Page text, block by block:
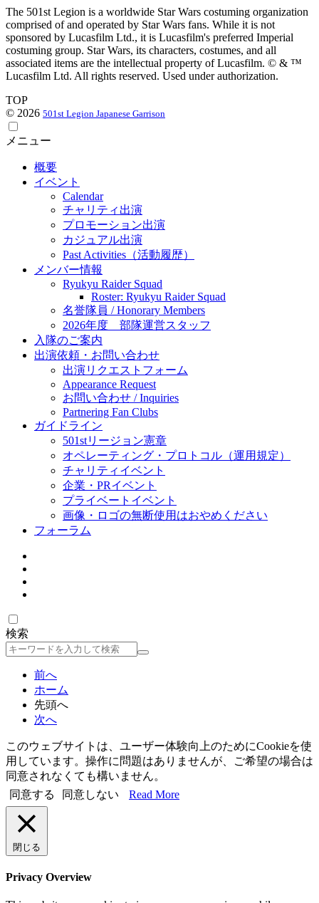
The 501st Legion is a worldwide Star Wars costuming organization
comprised of and operated by Star Wars fans. While it is not
sponsored by Lucasfilm Ltd., it is Lucasfilm's preferred Imperial
costuming group. Star Wars, its characters, costumes, and all
associated items are the intellectual property of Lucasfilm. © & ™
Lucasfilm Ltd. All rights reserved. Used under authorization.
TOP
© 2026 501st Legion Japanese Garrison
メニュー
概要
イベント
Calendar
チャリティ出演
プロモーション出演
カジュアル出演
Past Activities（活動履歴）
メンバー情報
Ryukyu Raider Squad
Roster: Ryukyu Raider Squad
名誉隊員 / Honorary Members
2026年度 部隊運営スタッフ
入隊のご案内
出演依頼・お問い合わせ
出演リクエストフォーム
Appearance Request
お問い合わせ / Inquiries
Partnering Fan Clubs
ガイドライン
501stリージョン憲章
オペレーティング・プロトコル（運用規定）
チャリティイベント
企業・PRイベント
プライベートイベント
画像・ロゴの無断使用はおやめください
フォーラム
検索
検
前へ
ホーム
先頭へ
次へ
このウェブサイトは、ユーザー体験向上のためにCookieを使
用しています。操作に問題はありませんが、ご希望の場合は
同意されなくても構いません。
同意する
同意しない Read More
閉じる
Privacy Overview